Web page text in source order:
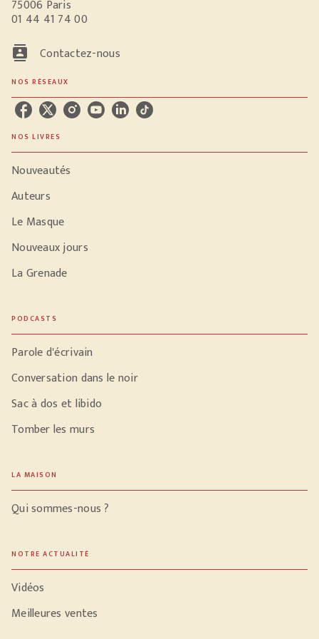
75006 Paris
01 44 41 74 00
contacts Contactez-nous
NOS RÉSEAUX
NOS LIVRES
Nouveautés
Auteurs
Le Masque
Nouveaux jours
La Grenade
PODCASTS
Parole d'écrivain
Conversation dans le noir
Sac à dos et libido
Tomber les murs
LA MAISON
Qui sommes-nous ?
NOTRE ACTUALITÉ
Vidéos
Meilleures ventes